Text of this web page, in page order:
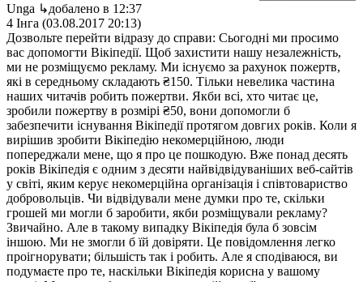
Unga ↳добалено в 12:37
4 Інга (03.08.2017 20:13)
Дозвольте перейти відразу до справи: Сьогодні ми просимо
вас допомогти Вікіпедії. Щоб захистити нашу незалежність,
ми не розміщуємо рекламу. Ми існуємо за рахунок пожертв,
які в середньому складають ₴150. Тільки невелика частина
наших читачів робить пожертви. Якби всі, хто читає це,
зробили пожертву в розмірі ₴50, вони допомогли б
забезпечити існування Вікіпедії протягом довгих років. Коли я
вирішив зробити Вікіпедію некомерційною, люди
попереджали мене, що я про це пошкодую. Вже понад десять
років Вікіпедія є одним з десяти найвідвідуваніших веб-сайтів
у світі, яким керує некомерційна організація і співтовариство
добровольців. Чи відвідували мене думки про те, скільки
грошей ми могли б заробити, якби розміщували рекламу?
Звичайно. Але в такому випадку Вікіпедія була б зовсім
іншою. Ми не змогли б їй довіряти. Це повідомлення легко
проігнорувати; більшість так і робить. Але я сподіваюся, ви
подумаєте про те, наскільки Вікіпедія корисна у вашому